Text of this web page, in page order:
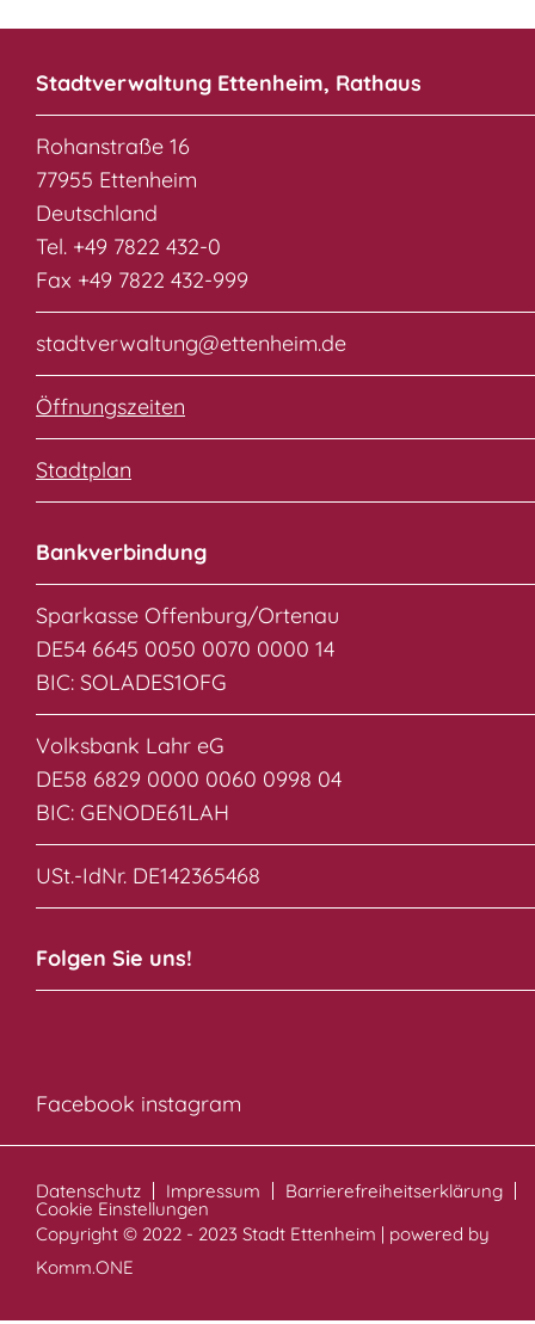
Stadtverwaltung Ettenheim, Rathaus
Rohanstraße 16
77955 Ettenheim
Deutschland
Tel. +49 7822 432-0
Fax +49 7822 432-999
stadtverwaltung@ettenheim.de
Öffnungszeiten
Stadtplan
Bankverbindung
Sparkasse Offenburg/Ortenau
DE54 6645 0050 0070 0000 14
BIC: SOLADES1OFG
Volksbank Lahr eG
DE58 6829 0000 0060 0998 04
BIC: GENODE61LAH
USt.-IdNr. DE142365468
Folgen Sie uns!
Facebook instagram
Datenschutz Impressum Barrierefreiheitserklärung
Cookie Einstellungen
Copyright © 2022 - 2023 Stadt Ettenheim | powered by
Komm.ONE